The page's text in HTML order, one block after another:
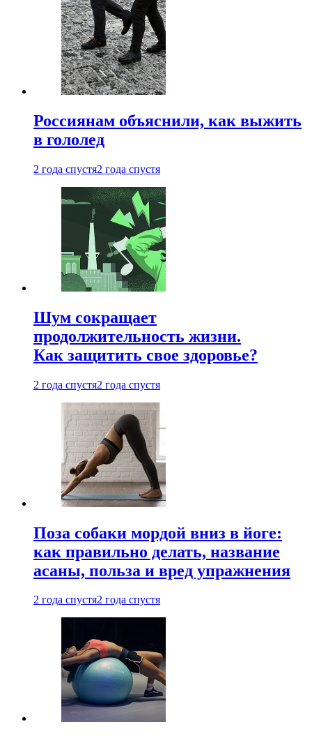
Россиянам объяснили, как выжить
в гололед
2 года спустя2 года спустя
Шум сокращает
продолжительность жизни.
Как защитить свое здоровье?
2 года спустя2 года спустя
Поза собаки мордой вниз в йоге:
как правильно делать, название
асаны, польза и вред упражнения
2 года спустя2 года спустя